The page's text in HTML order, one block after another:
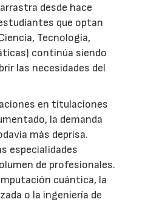
desde hace
que optan
Tecnología,
continúa siendo
las necesidades del
en titulaciones
la demanda
más deprisa.
especialidades
de profesionales.
cuántica, la
o la ingeniería de